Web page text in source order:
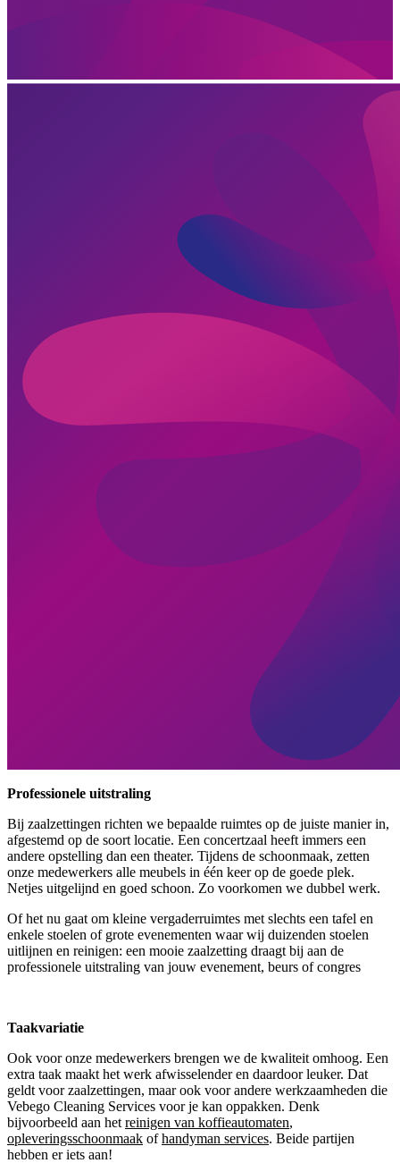
Professionele uitstraling
Bij zaalzettingen richten we bepaalde ruimtes op de juiste manier in,
afgestemd op de soort locatie. Een concertzaal heeft immers een
andere opstelling dan een theater. Tijdens de schoonmaak, zetten
onze medewerkers alle meubels in één keer op de goede plek.
Netjes uitgelijnd en goed schoon. Zo voorkomen we dubbel werk.
Of het nu gaat om kleine vergaderruimtes met slechts een tafel en
enkele stoelen of grote evenementen waar wij duizenden stoelen
uitlijnen en reinigen: een mooie zaalzetting draagt bij aan de
professionele uitstraling van jouw evenement, beurs of congres
Taakvariatie
Ook voor onze medewerkers brengen we de kwaliteit omhoog. Een
extra taak maakt het werk afwisselender en daardoor leuker. Dat
geldt voor zaalzettingen, maar ook voor andere werkzaamheden die
Vebego Cleaning Services voor je kan oppakken. Denk
bijvoorbeeld aan het reinigen van koffieautomaten,
opleveringsschoonmaak ofhandyman services. Beide partijen
hebben er iets aan!